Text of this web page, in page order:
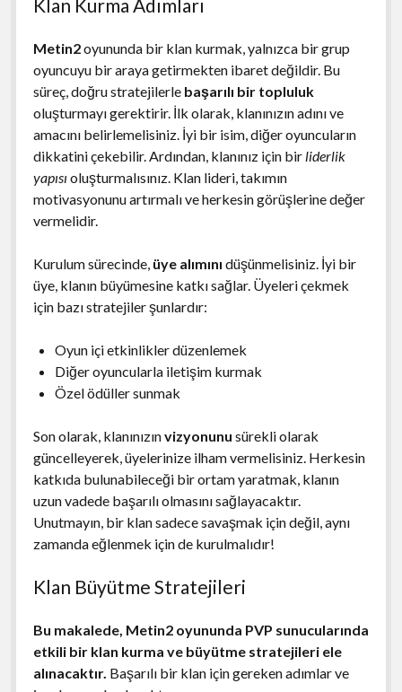
Klan Kurma Adımları
Metin2oyununda bir klan kurmak, yalnızca bir grup
oyuncuyu bir araya getirmekten ibaret değildir. Bu
süreç, doğru stratejilerle başarılı bir topluluk
oluşturmayı gerektirir. İlk olarak, klanınızın adını ve
amacını belirlemelisiniz. İyi bir isim, diğer oyuncuların
dikkatini çekebilir. Ardından, klanınız için birliderlik
yapısı oluşturmalısınız. Klan lideri, takımın
motivasyonunu artırmalı ve herkesin görüşlerine değer
vermelidir.
Kurulum sürecinde, üye alımını düşünmelisiniz. İyi bir
üye, klanın büyümesine katkı sağlar. Üyeleri çekmek
için bazı stratejiler şunlardır:
Oyun içi etkinlikler düzenlemek
Diğer oyuncularla iletişim kurmak
Özel ödüller sunmak
Son olarak, klanınızınvizyonunu sürekli olarak
güncelleyerek, üyelerinize ilham vermelisiniz. Herkesin
katkıda bulunabileceği bir ortam yaratmak, klanın
uzun vadede başarılı olmasını sağlayacaktır.
Unutmayın, bir klan sadece savaşmak için değil, aynı
zamanda eğlenmek için de kurulmalıdır!
Klan Büyütme Stratejileri
Bu makalede, Metin2 oyununda PVP sunucularında
etkili bir klan kurma ve büyütme stratejileri ele
alınacaktır. Başarılı bir klan için gereken adımlar ve